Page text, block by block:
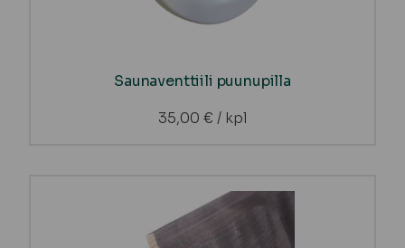
Saunaventtiili puunupilla
35,00 € / kpl